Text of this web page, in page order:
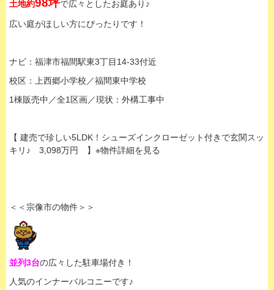
土地約98坪で広々としたお庭あり♪
広い庭がほしい方にぴったりです！
ナビ：福津市福間駅東3丁目14-33付近
校区：上西郷小学校／福間東中学校
1棟販売中／全1区画／現状：外構工事中
【 建売で珍しい5LDK！シューズインクローゼット付きで玄関スッ
キリ♪ 3,098万円 】※物件詳細を見る
＜＜宗像市の物件＞＞
並列3台の広々した駐車場付き！
人気のインナーバルコニーです♪